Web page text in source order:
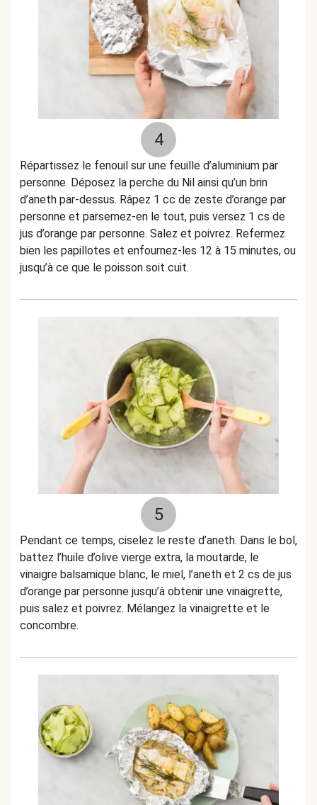
4
Répartissez le fenouil sur une feuille d’aluminium par
personne. Déposez la perche du Nil ainsi qu’un brin
d’aneth par-dessus. Râpez 1 cc de zeste d’orange par
personne et parsemez-en le tout, puis versez 1 cs de
jus d’orange par personne. Salez et poivrez. Refermez
bien les papillotes et enfournez-les 12 à 15 minutes, ou
jusqu’à ce que le poisson soit cuit.
5
Pendant ce temps, ciselez le reste d’aneth. Dans le bol,
battez l’huile d’olive vierge extra, la moutarde, le
vinaigre balsamique blanc, le miel, l’aneth et 2 cs de jus
d’orange par personne jusqu’à obtenir une vinaigrette,
puis salez et poivrez. Mélangez la vinaigrette et le
concombre.